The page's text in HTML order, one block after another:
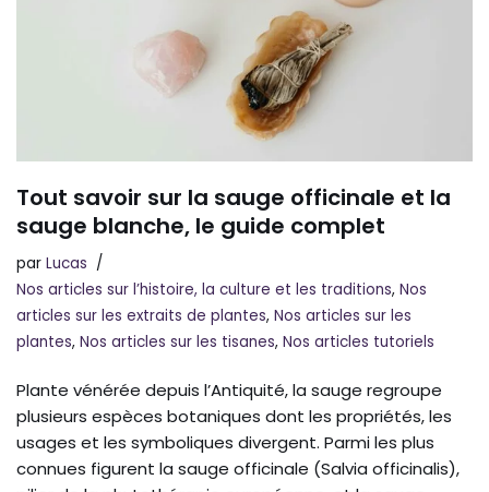
Tout savoir sur la sauge officinale et la
sauge blanche, le guide complet
par Lucas
Nos articles sur l’histoire, la culture et les traditions, Nos
articles sur les extraits de plantes, Nos articles sur les
plantes, Nos articles sur les tisanes, Nos articles tutoriels
Plante vénérée depuis l’Antiquité, la sauge regroupe
plusieurs espèces botaniques dont les propriétés, les
usages et les symboliques divergent. Parmi les plus
connues figurent la sauge officinale (Salvia officinalis),